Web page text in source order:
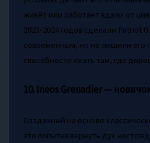
живёт или работает вдали от
2023-2024 годов сделали Patriot
современным, но не лишили его
способности ехать там, где
10. Ineos Grenadier —
Созданный на основе
это попытка вернуть дух